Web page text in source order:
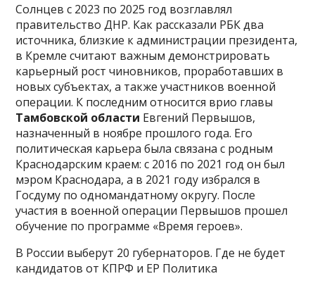
Солнцев с 2023 по 2025 год возглавлял
правительство ДНР. Как рассказали РБК два
источника, близкие к администрации президента,
в Кремле считают важным демонстрировать
карьерный рост чиновников, проработавших в
новых субъектах, а также участников военной
операции. К последним относится врио главы
Тамбовской области Евгений Первышов,
назначенный в ноябре прошлого года. Его
политическая карьера была связана с родным
Краснодарским краем: с 2016 по 2021 год он был
мэром Краснодара, а в 2021 году избрался в
Госдуму по одномандатному округу. После
участия в военной операции Первышов прошел
обучение по программе «Время героев».
В России выберут 20 губернаторов. Где не будет
кандидатов от КПРФ и ЕР Политика